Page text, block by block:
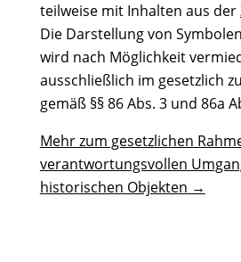
teilweise mit Inhalten aus der
Die Darstellung von
wird nach Möglichkeit
ausschließlich im gesetzlich
gemäß §§ 86 Abs. 3 und 86a
Mehr zum gesetzlichen
verantwortungsvollen
historischen Objekten →